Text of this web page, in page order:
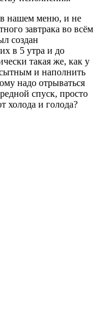
нашем меню, и не
завтрака во всём
создан
в 5 утра и до
такая же, как у
сытным и наполнить
надо отрываться
спуск, просто
холода и голода?